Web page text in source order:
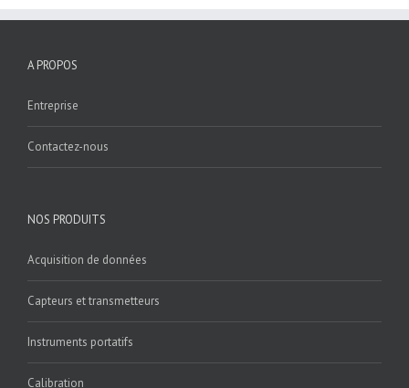
A PROPOS
Entreprise
Contactez-nous
NOS PRODUITS
Acquisition de données
Capteurs et transmetteurs
Instruments portatifs
Calibration